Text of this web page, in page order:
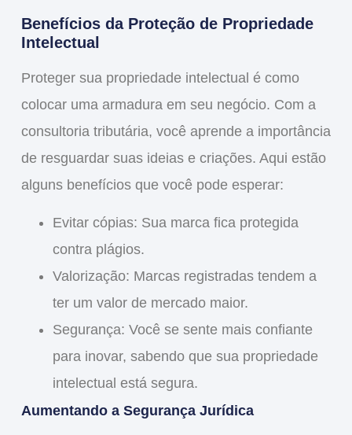
Benefícios da Proteção de Propriedade
Intelectual
Proteger sua propriedade intelectual é como
colocar uma armadura em seu negócio. Com a
consultoria tributária, você aprende a importância
de resguardar suas ideias e criações. Aqui estão
alguns benefícios que você pode esperar:
Evitar cópias: Sua marca fica protegida
contra plágios.
Valorização: Marcas registradas tendem a
ter um valor de mercado maior.
Segurança: Você se sente mais confiante
para inovar, sabendo que sua propriedade
intelectual está segura.
Aumentando a Segurança Jurídica